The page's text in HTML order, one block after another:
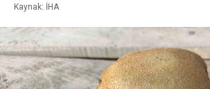
Kaynak: İHA